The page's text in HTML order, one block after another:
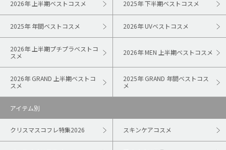
2026年 上半期ベストコスメ 2025年 下半期ベストコスメ
2025年 年間ベストコスメ 2026年 UVベストコスメ
2026年 上半期プチプラベストコ
スメ
2026年 MEN 上半期ベストコスメ
2026年 GRAND 上半期ベストコ
スメ
2025年 GRAND 年間ベストコス
メ
アイテム別
クリスマスコフレ特集2026 スキンケアコスメ